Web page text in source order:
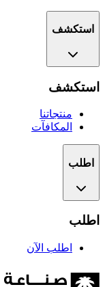
استكشف
استكشف
منتجاتنا
المكافآت
اطلب
اطلب
اطلب الآن